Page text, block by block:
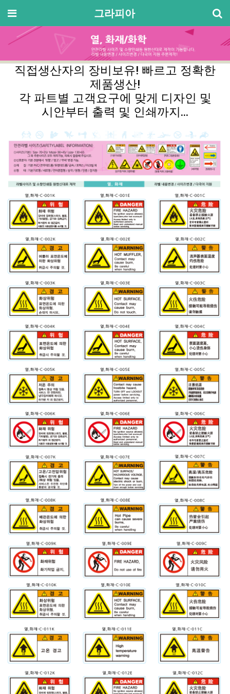
메뉴 그라피아
직접생산자의 장비보유! 빠르고 정확한
제품생산!
각 파트별 고객요구에 맞게 디자인 및
시안부터 출력 및 인쇄까지...